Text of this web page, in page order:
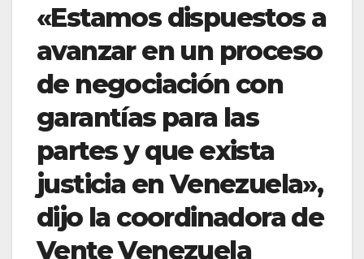
«Estamos dispuestos a
avanzar en un proceso
de negociación con
garantías para las
partes y que exista
justicia en Venezuela»,
dijo la coordinadora de
Vente Venezuela